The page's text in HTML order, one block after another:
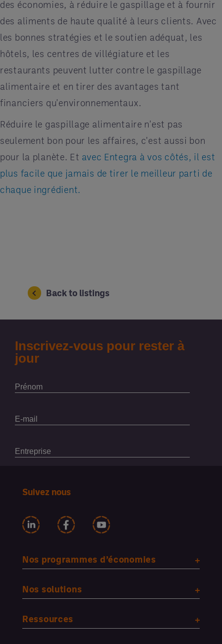
des économies, à réduire le gaspillage et à fournir
des aliments de haute qualité à leurs clients. Avec
les bonnes stratégies et le soutien adéquat, les
hôtels, les centres de villégiature et les
restaurants peuvent lutter contre le gaspillage
alimentaire et en tirer des avantages tant
financiers qu'environnementaux.
Réduire le gaspillage alimentaire n'est pas
seulement bon pour les affaires, c'est aussi bon
pour la planète. Et avec Entegra à vos côtés, il est
plus facile que jamais de tirer le meilleur parti de
chaque ingrédient.
Back to listings
Suivez nous
Nos programmes d’économies
Nos solutions
Ressources